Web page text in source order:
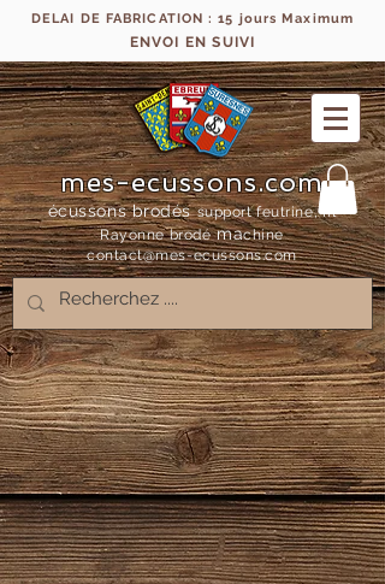
DELAI DE FABRICATION : 15 jours Maximum
ENVOI EN SUIVI
mes-ecussons.com
écussons brodés support feutrine, fil
Rayonne brodémachine
contact@mes-ecussons.com